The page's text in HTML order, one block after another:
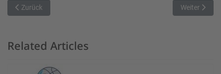
Vorheriger Beitrag: Knappe Heimniederlage gegen Leipzig
Zurück Nächster
Weiter
Related Articles